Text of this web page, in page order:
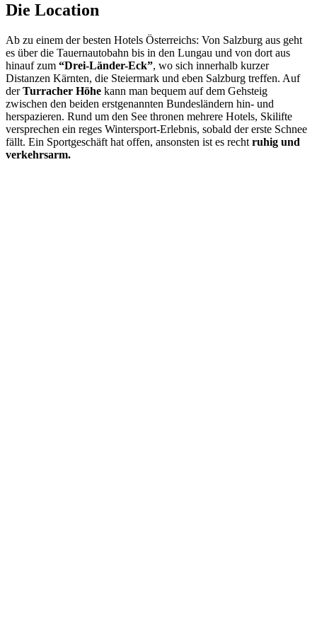
Die Location
Ab zu einem der besten Hotels Österreichs: Von Salzburg aus geht
es über die Tauernautobahn bis in den Lungau und von dort aus
hinauf zum “Drei-Länder-Eck”, wo sich innerhalb kurzer
Distanzen Kärnten, die Steiermark und eben Salzburg treffen. Auf
derTurracher Höhe kann man bequem auf dem Gehsteig
zwischen den beiden erstgenannten Bundesländern hin- und
herspazieren. Rund um den See thronen mehrere Hotels, Skilifte
versprechen ein reges Wintersport-Erlebnis, sobald der erste Schnee
fällt. Ein Sportgeschäft hat offen, ansonsten ist es recht ruhig und
verkehrsarm.